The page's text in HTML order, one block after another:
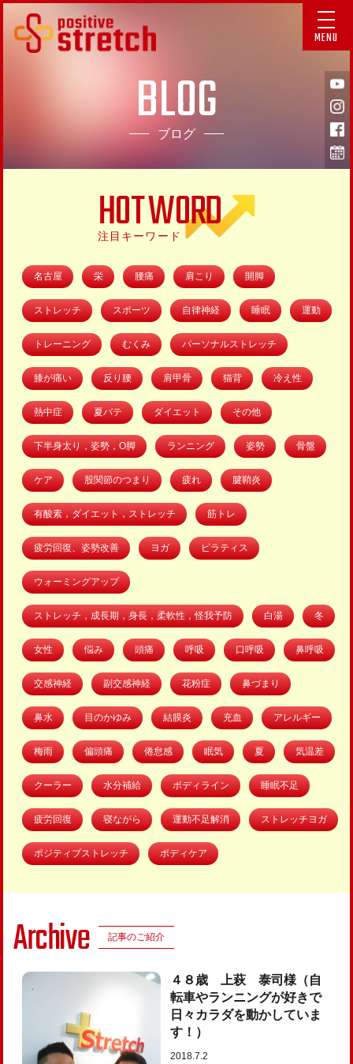
MENU
BLOG
ブログ
HOT WORD
注目キーワード
名古屋 栄 腰痛 肩こり 開脚
ストレッチ スポーツ 自律神経 睡眠 運動
トレーニング むくみ パーソナルストレッチ
膝が痛い 反り腰 肩甲骨 猫背 冷え性
熱中症 夏バテ ダイエット その他
下半身太り，姿勢，O脚 ランニング 姿勢 骨盤
ケア 股関節のつまり 疲れ 腱鞘炎
有酸素，ダイエット，ストレッチ 筋トレ
疲労回復、姿勢改善 ヨガ ピラティス
ウォーミングアップ
ストレッチ，成長期，身長，柔軟性，怪我予防 白湯 冬
女性 悩み 頭痛 呼吸 口呼吸 鼻呼吸
交感神経 副交感神経 花粉症 鼻づまり
鼻水 目のかゆみ 結膜炎 充血 アレルギー
梅雨 偏頭痛 倦怠感 眠気 夏 気温差
クーラー 水分補給 ボディライン 睡眠不足
疲労回復 寝ながら 運動不足解消 ストレッチヨガ
ポジティブストレッチ ボディケア
Archive 記事のご紹介
４８歳 上萩 泰司様（自
転車やランニングが好きで
日々カラダを動かしていま
す！）
2018.7.2